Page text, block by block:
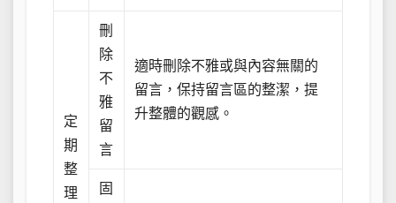
定
期
整
理
刪
除
不
雅
留
言
適時刪除不雅或與內容無關的
留言，保持留言區的整潔，提
升整體的觀感。
固